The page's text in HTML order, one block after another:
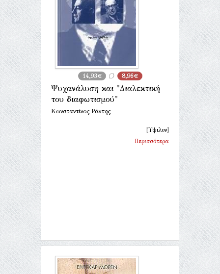
14,93€ 8,96€
Ψυχανάλυση και "Διαλεκτική
του διαφωτισμού"
Κωνσταντίνος Ράντης
[Ύψιλον]
Περισσότερα